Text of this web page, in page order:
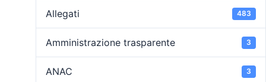
Allegati 483
Amministrazione trasparente 3
ANAC 3